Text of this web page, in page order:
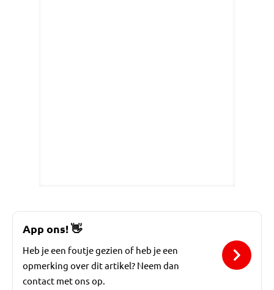
App ons!👋
Heb je een foutje gezien of heb je een
opmerking over dit artikel? Neem dan
contact met ons op.